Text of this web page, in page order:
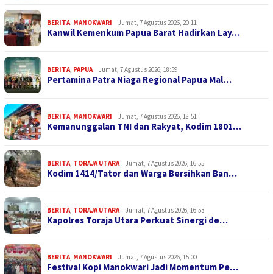
BERITA, MANOKWARI Jumat, 7 Agustus 2026, 20:11
Kanwil Kemenkum Papua Barat Hadirkan Lay…
BERITA, PAPUA Jumat, 7 Agustus 2026, 18:59
Pertamina Patra Niaga Regional Papua Mal…
BERITA, MANOKWARI Jumat, 7 Agustus 2026, 18:51
Kemanunggalan TNI dan Rakyat, Kodim 1801…
BERITA, TORAJA UTARA Jumat, 7 Agustus 2026, 16:55
Kodim 1414/Tator dan Warga Bersihkan Ban…
BERITA, TORAJA UTARA Jumat, 7 Agustus 2026, 16:53
Kapolres Toraja Utara Perkuat Sinergi de…
BERITA, MANOKWARI Jumat, 7 Agustus 2026, 15:00
Festival Kopi Manokwari Jadi Momentum Pe…